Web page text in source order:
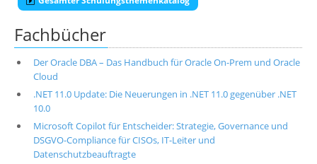
Fachbücher
Der Oracle DBA – Das Handbuch für Oracle On-Prem und Oracle
Cloud
.NET 11.0 Update: Die Neuerungen in .NET 11.0 gegenüber .NET
10.0
Microsoft Copilot für Entscheider: Strategie, Governance und
DSGVO-Compliance für CISOs, IT-Leiter und
Datenschutzbeauftragte